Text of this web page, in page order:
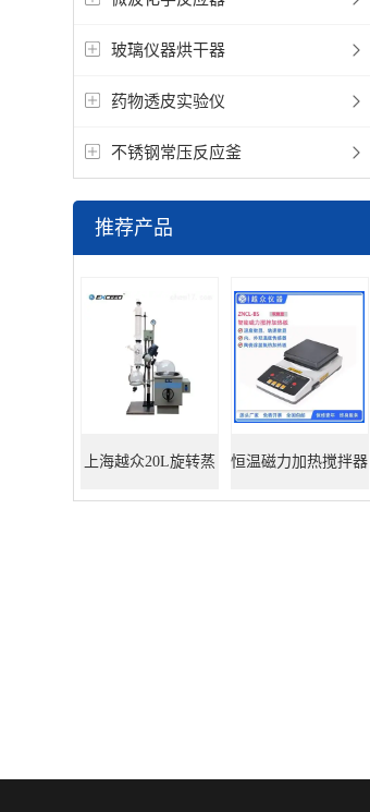
玻璃仪器烘干器
药物透皮实验仪
不锈钢常压反应釜
推荐产品
上海越众20L旋转蒸 恒温磁力加热搅拌器